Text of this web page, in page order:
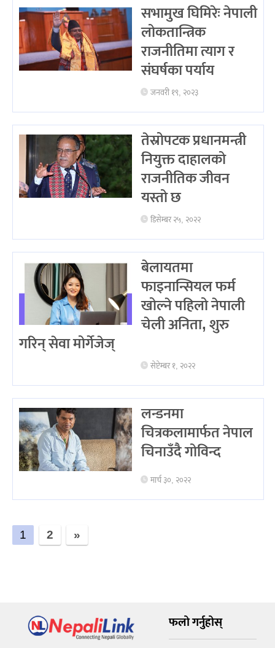
सभामुख घिमिरेः नेपाली
लोकतान्त्रिक
राजनीतिमा त्याग र
संघर्षका पर्याय
जनवरी १९, २०२३
तेस्रोपटक प्रधानमन्त्री
नियुक्त दाहालको
राजनीतिक जीवन
यस्तो छ
डिसेम्बर २५, २०२२
बेलायतमा
फाइनान्सियल फर्म
खोल्ने पहिलो नेपाली
चेली अनिता, शुरु
गरिन् सेवा मोर्गेजेज्
सेप्टेम्बर १, २०२२
लन्डनमा
चित्रकलामार्फत नेपाल
चिनाउँदै गोविन्द
मार्च ३०, २०२२
1 2 »
फलो गर्नुहोस्